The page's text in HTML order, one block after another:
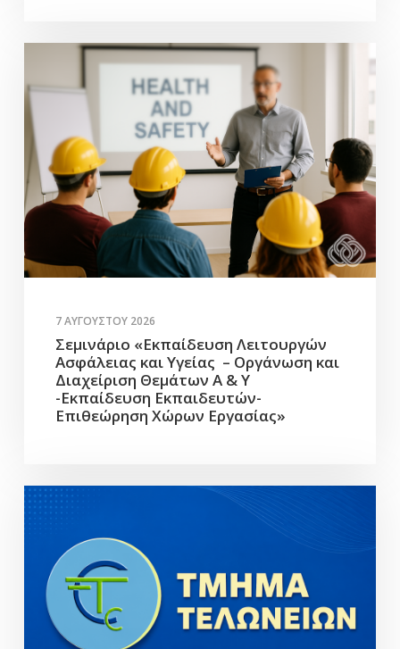
7 ΑΥΓΟΎΣΤΟΥ 2026
Σεμινάριο «Εκπαίδευση Λειτουργών
Ασφάλειας και Υγείας – Οργάνωση και
Διαχείριση Θεμάτων Α & Υ
-Εκπαίδευση Εκπαιδευτών-
Επιθεώρηση Χώρων Εργασίας»